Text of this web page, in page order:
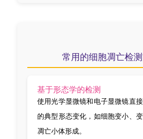
常用的细胞凋亡检
基于形态学的检测
使用光学显微镜和电子显微镜直
的典型形态变化，如细胞变小、变
凋亡小体形成。